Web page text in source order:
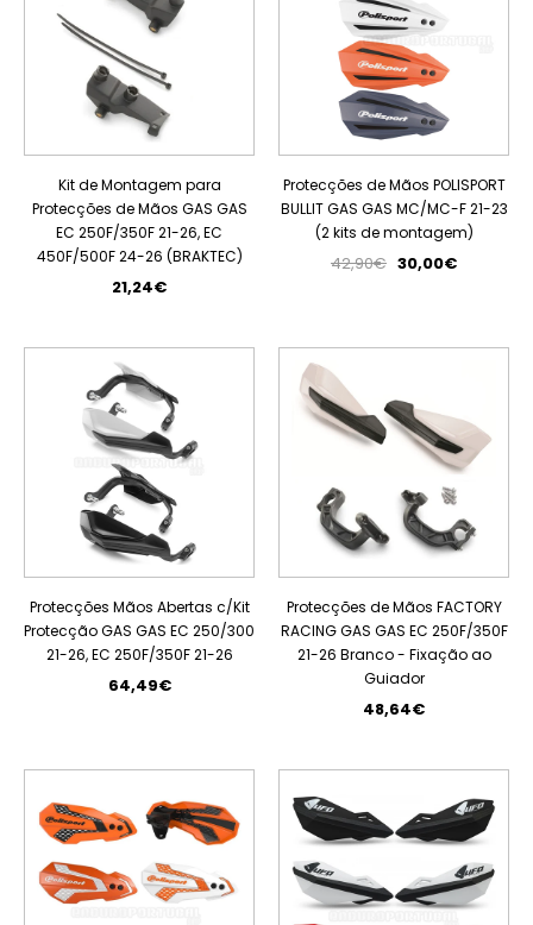
Kit de Montagem para
Protecções de Mãos GAS GAS
EC 250F/350F 21-26, EC
450F/500F 24-26 (BRAKTEC)
21,24€
Protecções de Mãos POLISPORT
BULLIT GAS GAS MC/MC-F 21-23
(2 kits de montagem)
42,90€ 30,00€
Protecções Mãos Abertas c/Kit
Protecção GAS GAS EC 250/300
21-26, EC 250F/350F 21-26
64,49€
Protecções de Mãos FACTORY
RACING GAS GAS EC 250F/350F
21-26 Branco - Fixação ao
Guiador
48,64€